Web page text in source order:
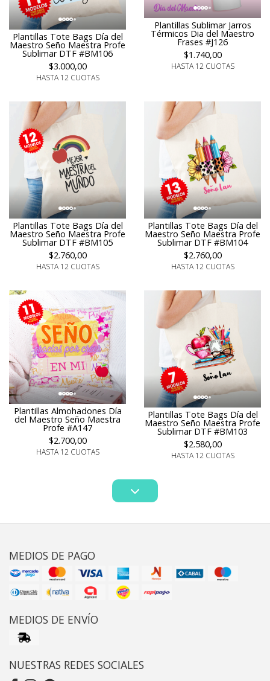
Plantillas Tote Bags Día del
Maestro Seño Maestra Profe
Sublimar DTF #BM106
$3.000,00
HASTA 12 CUOTAS
Plantillas Sublimar Jarros
Térmicos Dia del Maestro
Frases #J126
$1.740,00
HASTA 12 CUOTAS
Plantillas Tote Bags Día del
Maestro Seño Maestra Profe
Sublimar DTF #BM105
$2.760,00
HASTA 12 CUOTAS
Plantillas Tote Bags Día del
Maestro Seño Maestra Profe
Sublimar DTF #BM104
$2.760,00
HASTA 12 CUOTAS
Plantillas Almohadones Día
del Maestro Seño Maestra
Profe #A147
$2.700,00
HASTA 12 CUOTAS
Plantillas Tote Bags Día del
Maestro Seño Maestra Profe
Sublimar DTF #BM103
$2.580,00
HASTA 12 CUOTAS
MEDIOS DE PAGO
MEDIOS DE ENVÍO
NUESTRAS REDES SOCIALES